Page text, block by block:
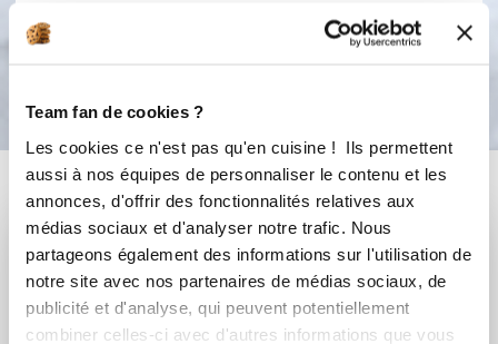
Team fan de cookies ?
Les cookies ce n'est pas qu'en cuisine ! Ils permettent
aussi à nos équipes de personnaliser le contenu et les
annonces, d'offrir des fonctionnalités relatives aux
médias sociaux et d'analyser notre trafic. Nous
partageons également des informations sur l'utilisation de
notre site avec nos partenaires de médias sociaux, de
publicité et d'analyse, qui peuvent potentiellement
combiner celles-ci avec d'autres informations que vous
Vous aimerez aussi ...